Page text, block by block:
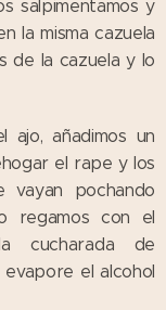
salpimentamos y
la misma cazuela
de la cazuela y lo
ajo, añadimos un
el rape y los
vayan pochando
regamos con el
cucharada de
el alcohol